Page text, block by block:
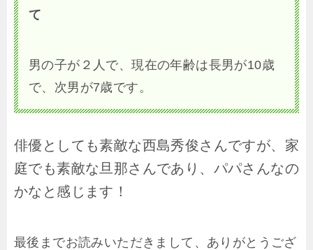
て
男の子が２人で、現在の年齢は長男が10歳
で、次男が7歳です。
俳優としても素敵な西島秀俊さんですが、家
庭でも素敵な旦那さんであり、パパさんなの
かなと感じます！
最後までお読みいただきまして、ありがとうござ